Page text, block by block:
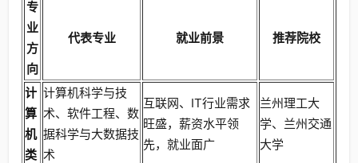
专
业
方
向
代表专业 就业前景 推荐院校
计
算
机
类
计算机科学与技
术、软件工程、数
据科学与大数据技
术
互联网、IT行业需求
旺盛，薪资水平领
先，就业面广
兰州理工大
学、兰州交通
大学